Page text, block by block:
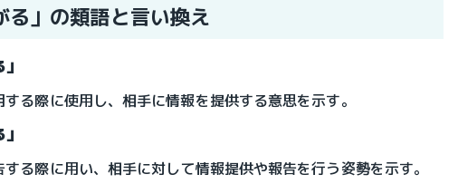
る」の類語と言い換え
る際に使用し、相手に情報を提供する意思を示す。
る際に用い、相手に対して情報提供や報告を行う姿勢を示す。